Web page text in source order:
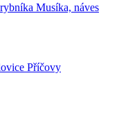
Musíka, náves
Příčovy